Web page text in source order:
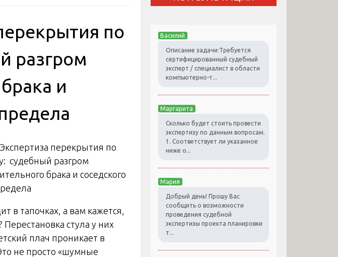
по
разгром
и
в тапочках, а вам кажется,
стула у них
плач проникает в
не просто «шумные
Василий
Описание задачи:Требуется
сертифицированный судебный
эксперт / специалист в области
компьютерно-т...
Маргарита
Сколько будет стоить провести
экспертизу по данным вопросам.
1. Соответствует ли указанное
ниже о...
Мария
Добрый день! Прошу Вас
сообщить о возможности
проведения судебной
экспертизы проекта планировки
т...